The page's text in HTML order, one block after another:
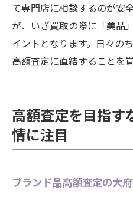
て専門店に相談するのが安
が、いざ買取の際に「美品
イントとなります。日々の
高額査定に直結することを
高額査定を目指す
情に注目
ブランド品高額査定の大